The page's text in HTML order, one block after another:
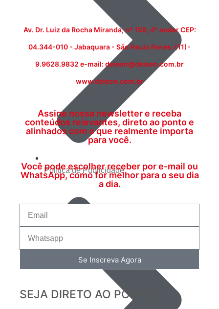
Política de Publicidade
Av. Dr. Luiz da Rocha Miranda, nº 159, 4º andar CEP:
04.344-010 - Jabaquara - São Paulo Fones: (11)-
9.9628.9832 e-mail: deleon@deleon.com.br
www.deleon.com.br
Assine nossa newsletter e receba
conteúdos relevantes, direto ao ponto e
alinhados com o que realmente importa
para você.
Você pode escolher receber por e-mail ou
WhatsApp, como for melhor para o seu dia
a dia.
Se Inscreva Agora
SEJA DIRETO AO PONTO